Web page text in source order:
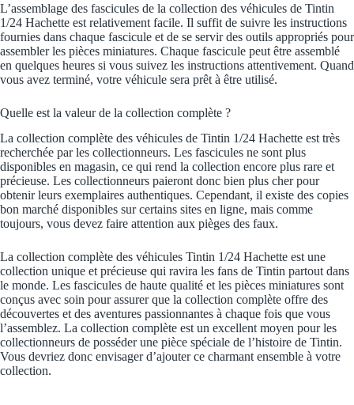
L’assemblage des fascicules de la collection des véhicules de Tintin
1/24 Hachette est relativement facile. Il suffit de suivre les instructions
fournies dans chaque fascicule et de se servir des outils appropriés pour
assembler les pièces miniatures. Chaque fascicule peut être assemblé
en quelques heures si vous suivez les instructions attentivement. Quand
vous avez terminé, votre véhicule sera prêt à être utilisé.
Quelle est la valeur de la collection complète ?
La collection complète des véhicules de Tintin 1/24 Hachette est très
recherchée par les collectionneurs. Les fascicules ne sont plus
disponibles en magasin, ce qui rend la collection encore plus rare et
précieuse. Les collectionneurs paieront donc bien plus cher pour
obtenir leurs exemplaires authentiques. Cependant, il existe des copies
bon marché disponibles sur certains sites en ligne, mais comme
toujours, vous devez faire attention aux pièges des faux.
La collection complète des véhicules Tintin 1/24 Hachette est une
collection unique et précieuse qui ravira les fans de Tintin partout dans
le monde. Les fascicules de haute qualité et les pièces miniatures sont
conçus avec soin pour assurer que la collection complète offre des
découvertes et des aventures passionnantes à chaque fois que vous
l’assemblez. La collection complète est un excellent moyen pour les
collectionneurs de posséder une pièce spéciale de l’histoire de Tintin.
Vous devriez donc envisager d’ajouter ce charmant ensemble à votre
collection.